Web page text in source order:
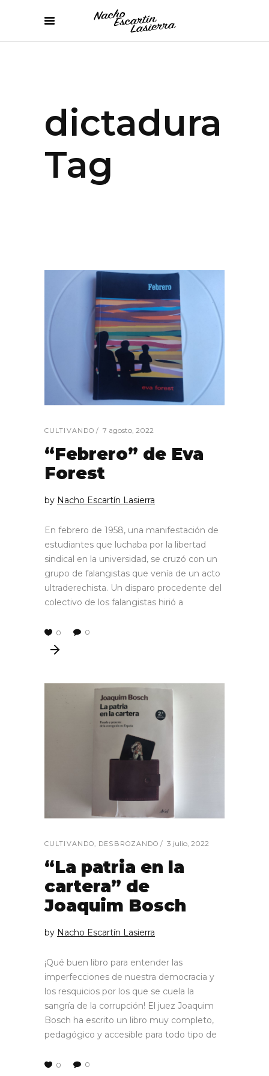
dictadura
Tag
CULTIVANDO 7 agosto, 2022
“Febrero” de Eva
Forest
by Nacho Escartín Lasierra
En febrero de 1958, una manifestación de
estudiantes que luchaba por la libertad
sindical en la universidad, se cruzó con un
grupo de falangistas que venía de un acto
ultraderechista. Un disparo procedente del
colectivo de los falangistas hirió a
0 0
CULTIVANDO DESBROZANDO 3 julio, 2022
“La patria en la
cartera” de
Joaquim Bosch
by Nacho Escartín Lasierra
¡Qué buen libro para entender las
imperfecciones de nuestra democracia y
los resquicios por los que se cuela la
sangría de la corrupción! El juez Joaquim
Bosch ha escrito un libro muy completo,
pedagógico y accesible para todo tipo de
0 0